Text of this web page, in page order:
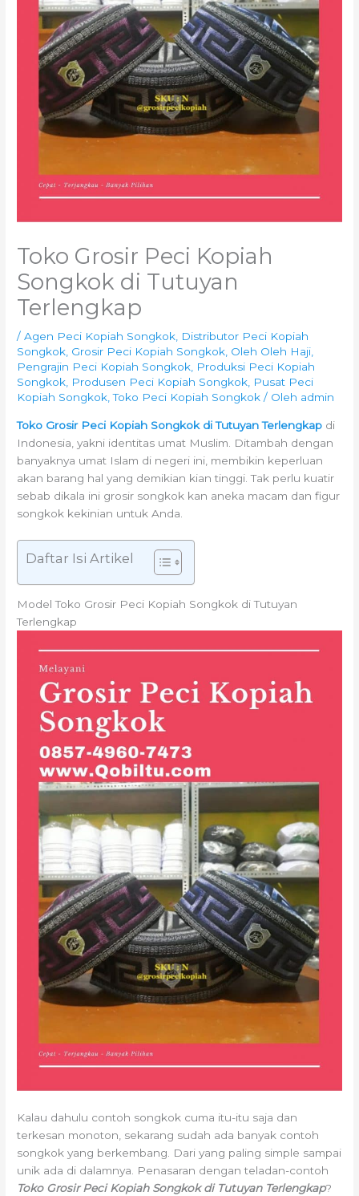
Toko Grosir Peci Kopiah
Songkok di Tutuyan
Terlengkap
/Agen Peci Kopiah Songkok Distributor Peci Kopiah
Songkok Grosir Peci Kopiah Songkok Oleh Oleh Haji
Pengrajin Peci Kopiah Songkok Produksi Peci Kopiah
Songkok Produsen Peci Kopiah Songkok Pusat Peci
Kopiah Songkok ,Toko Peci Kopiah Songkok / Oleh admin
Toko Grosir Peci Kopiah Songkok di Tutuyan Terlengkap di
Indonesia, yakni identitas umat Muslim. Ditambah dengan
banyaknya umat Islam di negeri ini, membikin keperluan
akan barang hal yang demikian kian tinggi. Tak perlu kuatir
sebab dikala ini grosir songkok kan aneka macam dan figur
songkok kekinian untuk Anda.
Daftar Isi Artikel
Model Toko Grosir Peci Kopiah Songkok di Tutuyan
Terlengkap
Kalau dahulu contoh songkok cuma itu-itu saja dan
terkesan monoton, sekarang sudah ada banyak contoh
songkok yang berkembang. Dari yang paling simple sampai
unik ada di dalamnya. Penasaran dengan teladan-contoh
Toko Grosir Peci Kopiah Songkok di Tutuyan Terlengkap?